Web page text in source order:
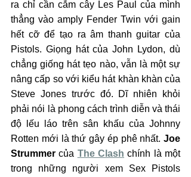
ra chỉ cần cắm cây Les Paul của mình
thẳng vào amply Fender Twin với gain
hết cỡ để tạo ra âm thanh guitar của
Pistols. Giọng hát của John Lydon, dù
chẳng giống hát tẹo nào, vẫn là một sự
nâng cấp so với kiểu hát khàn khàn của
Steve Jones trước đó. Dĩ nhiên khỏi
phải nói là phong cách trình diễn và thái
độ lếu láo trên sân khấu của Johnny
Rotten mới là thứ gây ép phê nhất. Joe
Strummer của The Clash chính là một
trong những người xem Sex Pistols